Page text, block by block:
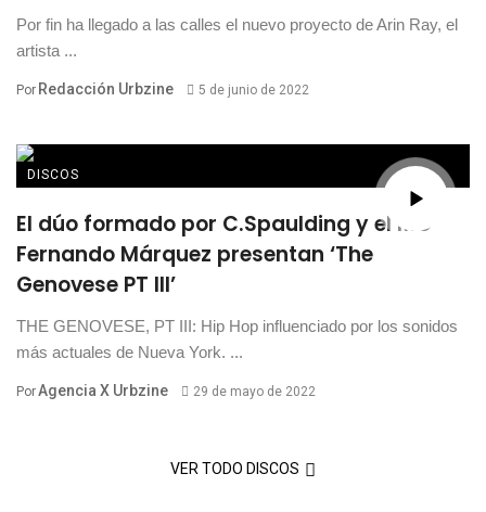
Por fin ha llegado a las calles el nuevo proyecto de Arin Ray, el
artista ...
Por Redacción Urbzine 5 de junio de 2022
DISCOS
El dúo formado por C.Spaulding y el MC
Fernando Márquez presentan ‘The
Genovese PT III’
THE GENOVESE, PT III: Hip Hop influenciado por los sonidos
más actuales de Nueva York. ...
PorAgencia X Urbzine 29 de mayo de 2022
VER TODO DISCOS